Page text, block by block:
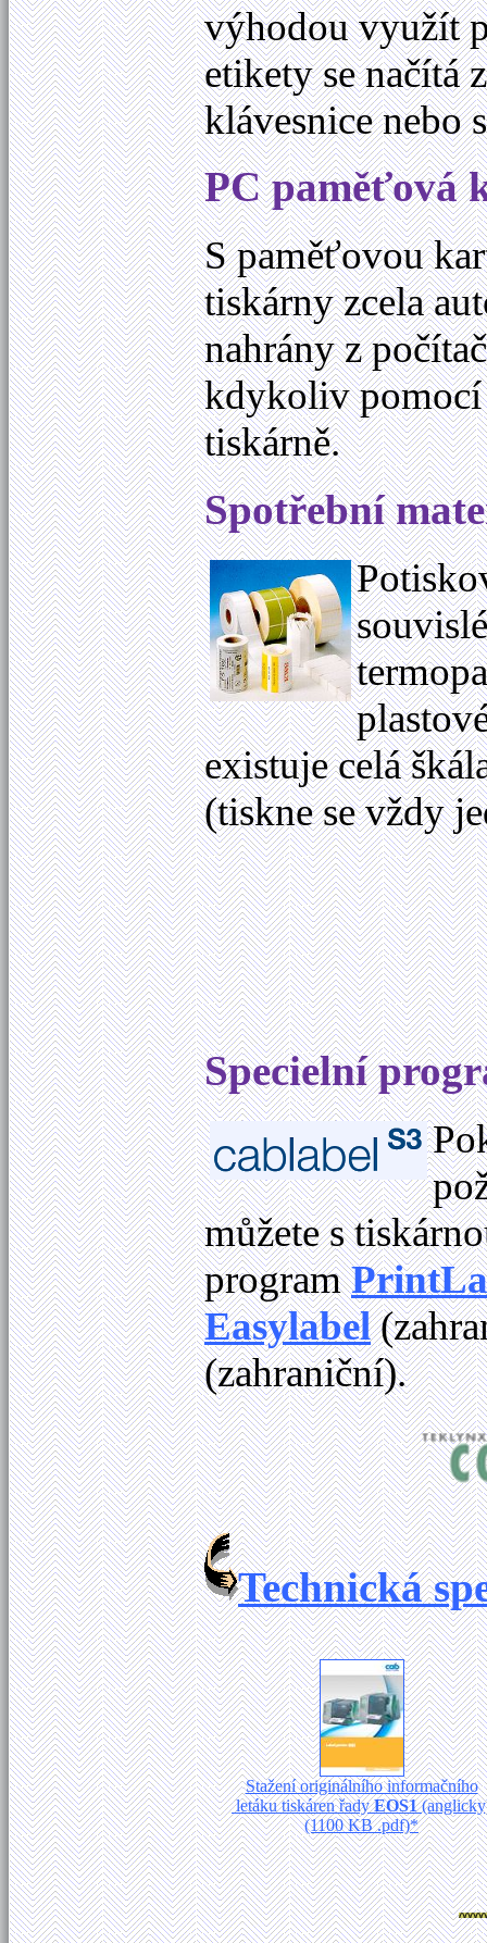
výhodou využít
etikety se načítá
klávesnice nebo
PC paměťová
S paměťovou
tiskárny zcela
nahrány z
kdykoliv pomocí
tiskárně.
Spotřební
existuje celá
(tiskne se vždy
Specielní
můžete s
program
Easylabel
(zahraniční).
Technická
Stažení originálního informačního
letáku tiskáren řadyEOS1
(1100 KB .pdf)*